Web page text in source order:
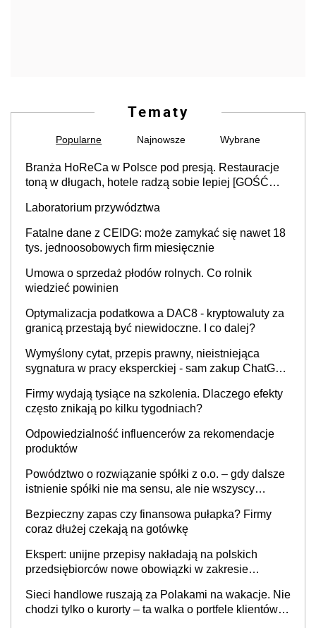
Tematy
Popularne Najnowsze Wybrane
Branża HoReCa w Polsce pod presją. Restauracje
toną w długach, hotele radzą sobie lepiej [GOŚĆ
Laboratorium przywództwa
Fatalne dane z CEIDG: może zamykać się nawet 18
tys. jednoosobowych firm miesięcznie
Umowa o sprzedaż płodów rolnych. Co rolnik
wiedzieć powinien
Optymalizacja podatkowa a DAC8 - kryptowaluty za
granicą przestają być niewidoczne. I co dalej?
Wymyślony cytat, przepis prawny, nieistniejąca
sygnatura w pracy eksperckiej - sam zakup ChatGPT
Firmy wydają tysiące na szkolenia. Dlaczego efekty
często znikają po kilku tygodniach?
Odpowiedzialność influencerów za rekomendacje
produktów
Powództwo o rozwiązanie spółki z o.o. – gdy dalsze
istnienie spółki nie ma sensu, ale nie wszyscy
Bezpieczny zapas czy finansowa pułapka? Firmy
coraz dłużej czekają na gotówkę
Ekspert: unijne przepisy nakładają na polskich
przedsiębiorców nowe obowiązki w zakresie
Sieci handlowe ruszają za Polakami na wakacje. Nie
chodzi tylko o kurorty – ta walka o portfele klientów